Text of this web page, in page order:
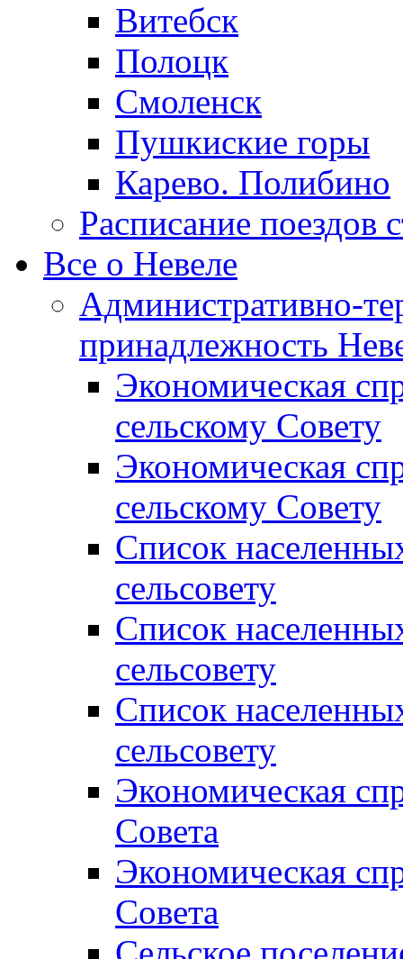
Витебск
Полоцк
Смоленск
Пушкиские горы
Карево. Полибино
Расписание поездов
Все о Невеле
Административно-
принадлежность
Экономическая
сельскому Совету
Экономическая
сельскому Совету
Список
сельсовету
Список
сельсовету
Список
сельсовету
Экономическая
Совета
Экономическая
Совета